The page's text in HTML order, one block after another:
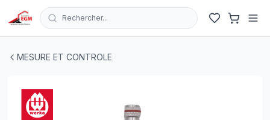
Rechercher...
MESURE ET CONTROLE